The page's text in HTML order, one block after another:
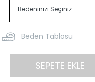
Beden Tablosu
SEPETE EKLE